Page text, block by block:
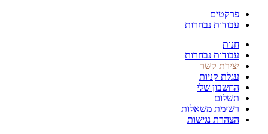
פרקטים
עבודות נבחרות
חנות
עבודות נבחרות
יצירת קשר
עגלת קניות
החשבון שלי
תשלום
רשימת משאלות
הצהרת נגישות